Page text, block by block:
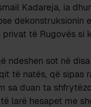
Kadareja, ia
dekonstruksionin
të Rugovës
ndeshen sot në
të natës, që sipas
sa duan ta
larë hesapet me